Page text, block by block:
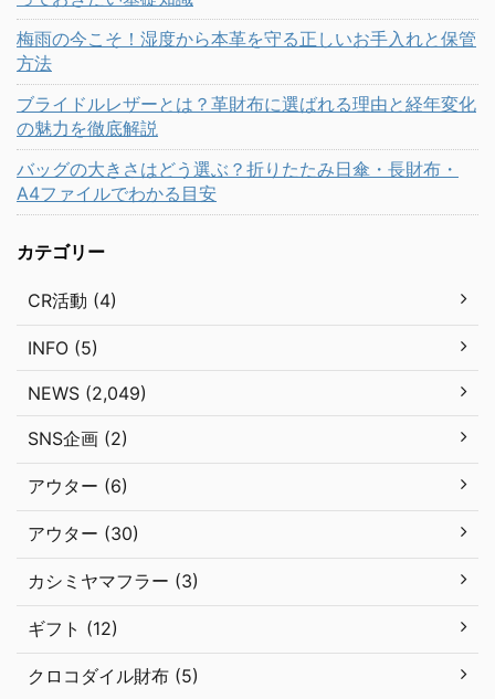
梅雨の今こそ！湿度から本革を守る正しいお手入れと保管
方法
ブライドルレザーとは？革財布に選ばれる理由と経年変化
の魅力を徹底解説
バッグの大きさはどう選ぶ？折りたたみ日傘・長財布・
A4ファイルでわかる目安
カテゴリー
CR活動 (4)
INFO (5)
NEWS (2,049)
SNS企画 (2)
アウター (6)
アウター (30)
カシミヤマフラー (3)
ギフト (12)
クロコダイル財布 (5)